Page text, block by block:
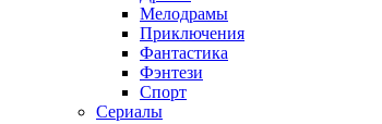
Мелодрамы
Приключения
Фантастика
Фэнтези
Спорт
Сериалы